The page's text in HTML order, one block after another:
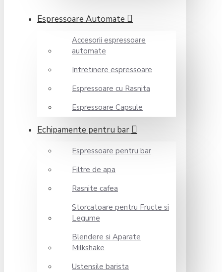
Espressoare Automate
Accesorii espressoare
automate
Intretinere espressoare
Espressoare cu Rasnita
Espressoare Capsule
Echipamente pentru bar
Espressoare pentru bar
Filtre de apa
Rasnite cafea
Storcatoare pentru Fructe si
Legume
Blendere si Aparate
Milkshake
Ustensile barista